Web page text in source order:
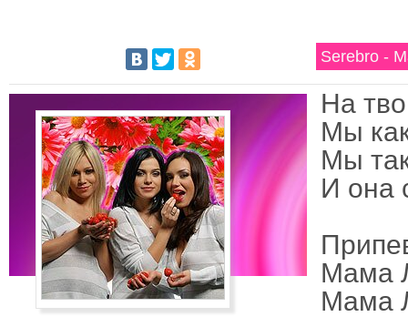
Serebro -
На
Мы
Мы
И она
Мама
Мама